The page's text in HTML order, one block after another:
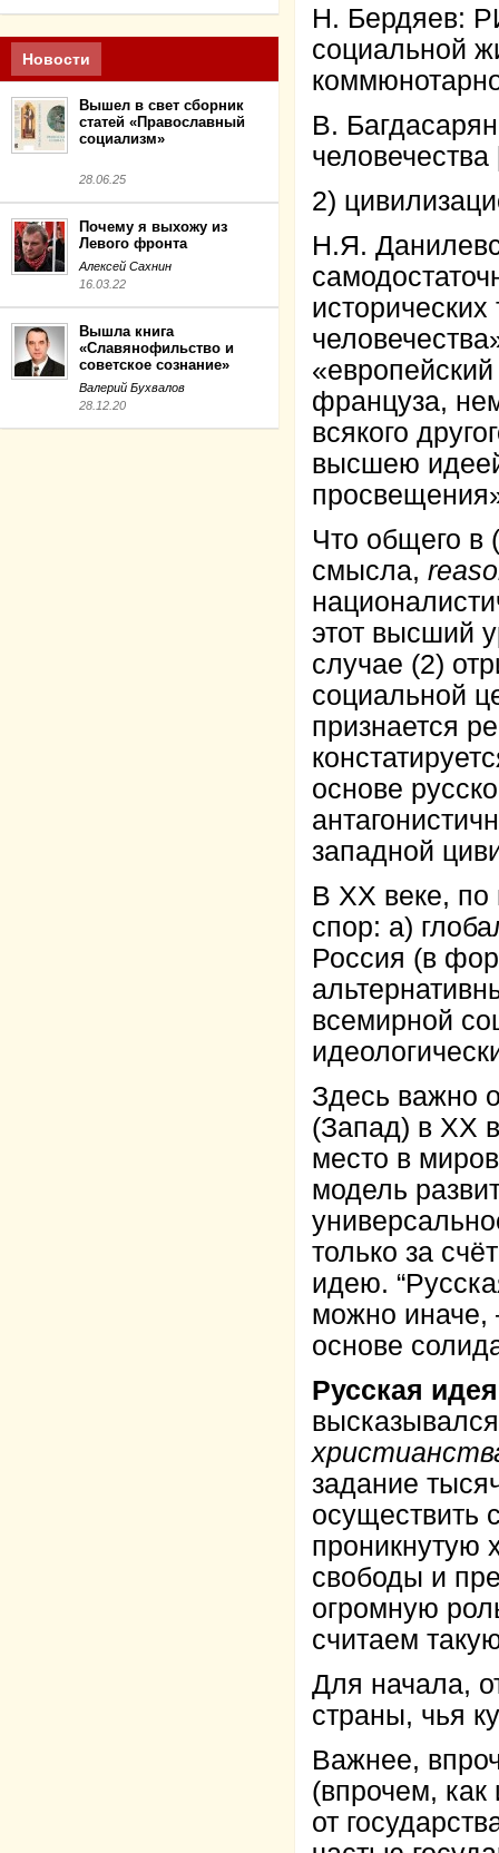
Новости
Вышел в свет сборник
статей «Православный
социализм»
28.06.25
Почему я выхожу из
Левого фронта
Алексей Сахнин
16.03.22
Вышла книга
«Славянофильство и
советское сознание»
Валерий Бухвалов
28.12.20
Н. Бердяев:
социальной
В.
человечества
2)
Н.Я.
француза,
всякого
высшею
Что общего в
смысла,
этот высший
случае (2)
социальной
признается
основе
западной
В ХХ веке, по
спор: а)
Россия (в
всемирной
Здесь важно
(Запад) в ХХ
место в
модель
только за
идею.
можно иначе,
основе
Русская
задание
осуществить
проникнутую
свободы и
огромную
считаем
Для начала,
страны, чья
Важнее,
(впрочем,
от